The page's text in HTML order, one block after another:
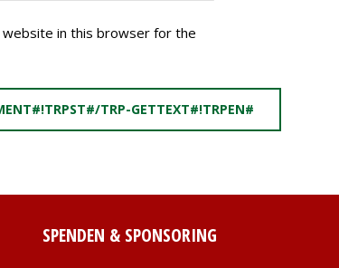
in this browser for the
TRP-GETTEXT#!TRPEN#
SPENDEN & SPONSORING